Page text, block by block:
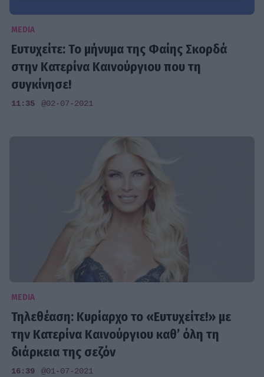
MEDIA
Ευτυχείτε: Το μήνυμα της Φαίης Σκορδά
στην Κατερίνα Καινούργιου που τη
συγκίνησε!
11:35 @02-07-2021
MEDIA
Τηλεθέαση: Κυρίαρχο το «Ευτυχείτε!» με
την Κατερίνα Καινούργιου καθ’ όλη τη
διάρκεια της σεζόν
16:39 @01-07-2021